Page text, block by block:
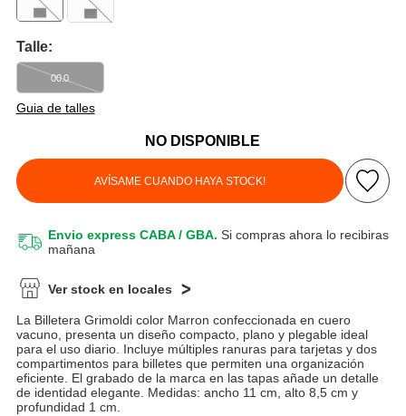
Talle:
Guia de talles
00.0
NO DISPONIBLE
AVÍSAME CUANDO HAYA STOCK!
Envio express CABA / GBA. Si compras ahora lo recibiras
mañana
Ver stock en locales
La Billetera Grimoldi color Marron confeccionada en cuero
vacuno, presenta un diseño compacto, plano y plegable ideal
para el uso diario. Incluye múltiples ranuras para tarjetas y dos
compartimentos para billetes que permiten una organización
eficiente. El grabado de la marca en las tapas añade un detalle
de identidad elegante. Medidas: ancho 11 cm, alto 8,5 cm y
profundidad 1 cm.